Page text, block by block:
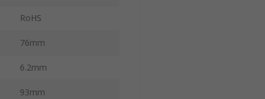
RoHS
76mm
6.2mm
93mm